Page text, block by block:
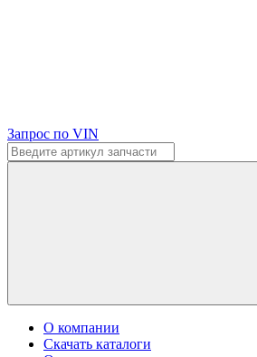
Запрос по VIN
О компании
Скачать каталоги